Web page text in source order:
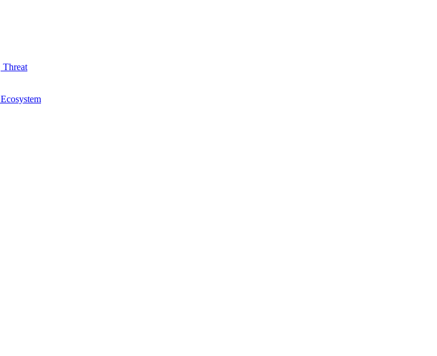
Threat
Ecosystem